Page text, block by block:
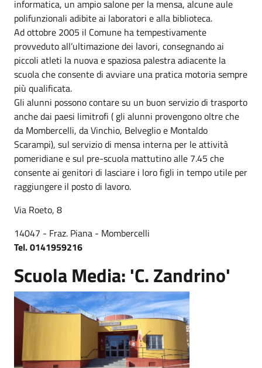
informatica, un ampio salone per la mensa, alcune aule
polifunzionali adibite ai laboratori e alla biblioteca.
Ad ottobre 2005 il Comune ha tempestivamente
provveduto all’ultimazione dei lavori, consegnando ai
piccoli atleti la nuova e spaziosa palestra adiacente la
scuola che consente di avviare una pratica motoria sempre
più qualificata.
Gli alunni possono contare su un buon servizio di trasporto
anche dai paesi limitrofi ( gli alunni provengono oltre che
da Mombercelli, da Vinchio, Belveglio e Montaldo
Scarampi), sul servizio di mensa interna per le attività
pomeridiane e sul pre-scuola mattutino alle 7.45 che
consente ai genitori di lasciare i loro figli in tempo utile per
raggiungere il posto di lavoro.
Via Roeto, 8
14047 - Fraz. Piana - Mombercelli
Tel. 0141959216
Scuola Media: 'C. Zandrino'